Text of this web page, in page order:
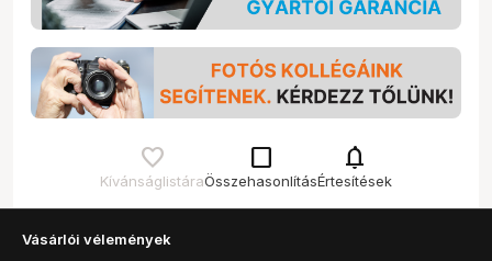
Kívánságlistára
check_box_outline_blank
Összehasonlítás
notifications
Értesítések
Vásárlói vélemények